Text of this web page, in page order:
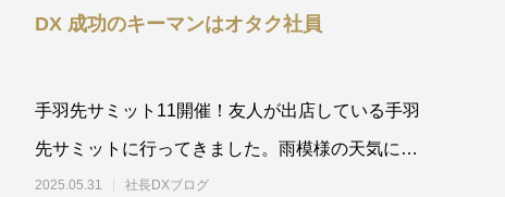
DX 成功のキーマンはオタク社員
手羽先サミット11開催！友人が出店している手羽
先サミットに行ってきました。雨模様の天気にも
関わらず、もの
2025.05.31 社長DXブログ